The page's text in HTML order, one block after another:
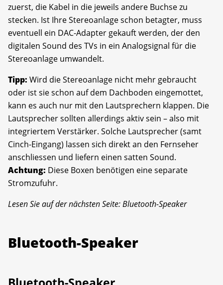
zuerst, die Kabel in die jeweils andere Buchse zu
stecken. Ist Ihre Stereoanlage schon betagter, muss
eventuell ein DAC-Adapter gekauft werden, der den
digitalen Sound des TVs in ein Analogsignal für die
Stereoanlage umwandelt.
Tipp: Wird die Stereoanlage nicht mehr gebraucht
oder ist sie schon auf dem Dachboden eingemottet,
kann es auch nur mit den Lautsprechern klappen. Die
Lautsprecher sollten allerdings aktiv sein – also mit
integriertem Verstärker. Solche Lautsprecher (samt
Cinch-Eingang) lassen sich direkt an den Fernseher
anschliessen und liefern einen satten Sound.
Achtung: Diese Boxen benötigen eine separate
Stromzufuhr.
Lesen Sie auf der nächsten Seite: Bluetooth-Speaker
Bluetooth-Speaker